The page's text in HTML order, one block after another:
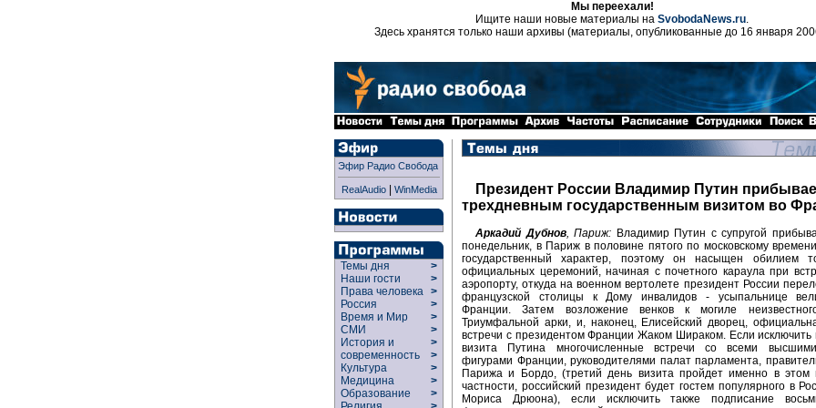
Мы переехали!
Ищите наши новые материалы на SvobodaNews.ru.
Здесь хранятся только наши архивы (материалы, опубликованные до 16 января
Эфир Радио Свобода
RealAudio| WinMedia
Темы дня
>
Наши гости
>
Права человека >
Россия
>
Время и Мир
>
СМИ
>
История и
современность
>
>
Культура
>
Медицина
>
Образование
>
Президент России Владимир Путин
трехдневным государственным визитом во
Аркадий Дубнов, Париж: Владимир Путин с супругой
понедельник, в Париж в половине пятого по московскому
государственный характер, поэтому он насыщен обилием
официальных церемоний, начиная с почетного караула при
аэропорту, откуда на военном вертолете президент России
французской столицы к Дому инвалидов - усыпальнице
Франции. Затем возложение венков к могиле
Триумфальной арки, и, наконец, Елисейский дворец,
встречи с президентом Франции Жаком Шираком. Если исключить
визита Путина многочисленные встречи со всеми
фигурами Франции, руководителями палат парламента,
Парижа и Бордо, (третий день визита пройдет именно в этом
частности, российский президент будет гостем популярного в
Мориса Дрюона), если исключить также подписание